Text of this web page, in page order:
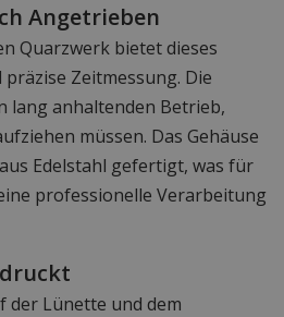
Angetrieben
Quarzwerk bietet dieses
Zeitmessung. Die
lang anhaltenden Betrieb,
müssen. Das Gehäuse
Edelstahl gefertigt, was für
professionelle Verarbeitung
der Lünette und dem